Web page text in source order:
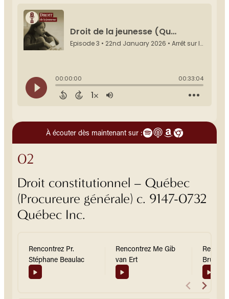
À écouter dès maintenant sur :
02
Droit constitutionnel – Québec
(Procureure générale) c. 9147-0732
Québec Inc.
Rencontrez Pr.
Stéphane Beaulac
Rencontrez Me Gib
van Ert
Brun